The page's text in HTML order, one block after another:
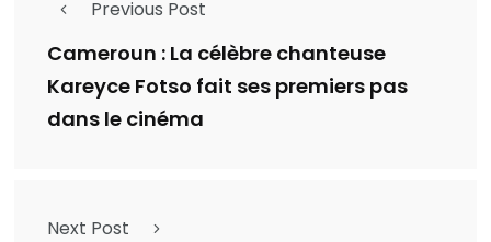
Previous Post
Cameroun : La célèbre chanteuse
Kareyce Fotso fait ses premiers pas
dans le cinéma
Next Post